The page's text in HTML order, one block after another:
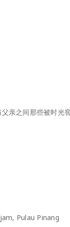
亲之间那些被时光
Pulau Pinang